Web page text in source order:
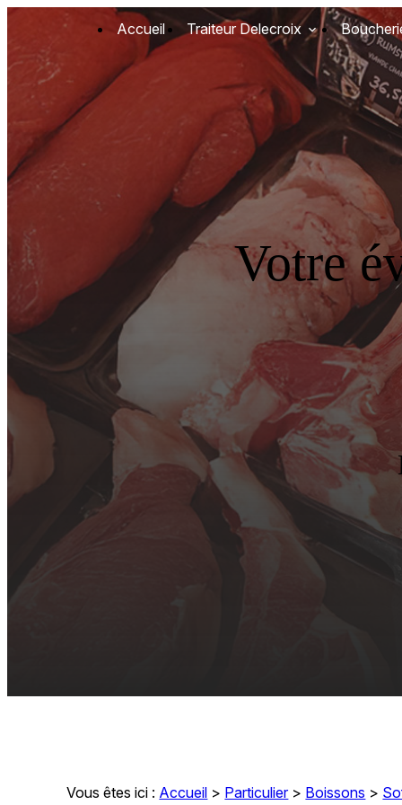
Accueil Traiteur Delecroix
Votre
Vous êtes ici : Accueil > Particulier> Boissons >
Panneau de gestion des cookies